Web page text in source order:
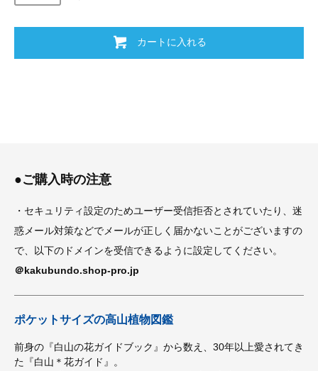
カートに入れる
●ご購入時の注意
・セキュリティ設定のためユーザー受信拒否とされていたり、迷
惑メール対策などでメールが正しく届かないことがございますの
で、以下のドメインを受信できるように設定してください。
＠kakubundo.shop-pro.jp
ポケットサイズの高山植物図鑑
前身の『白山の花ガイドブック』から数え、30年以上愛されてき
た『白山＊花ガイド』。